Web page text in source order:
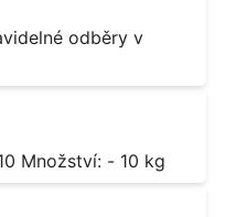
Octan chromitý čistý Popis: - sůl karboxylové kyseliny Lokalita: - Praha 10 Množství: - 10 kg